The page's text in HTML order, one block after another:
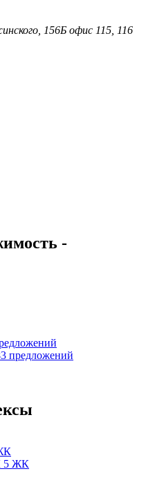
156Б офис 115, 116
-
предложений
5 ЖК